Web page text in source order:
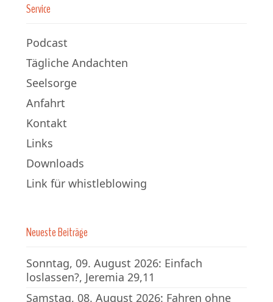
Service
Podcast
Tägliche Andachten
Seelsorge
Anfahrt
Kontakt
Links
Downloads
Link für whistleblowing
Neueste Beiträge
Sonntag, 09. August 2026: Einfach
loslassen?, Jeremia 29,11
Samstag, 08. August 2026: Fahren ohne